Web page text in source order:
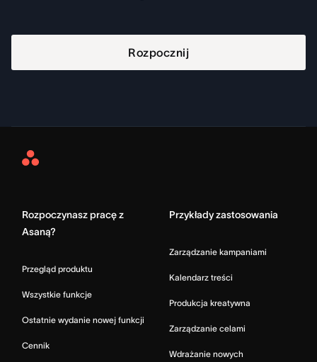
Rozpocznij
Asana
Rozpoczynasz pracę z
Asaną?
Przegląd produktu
Wszystkie funkcje
Ostatnie wydanie nowej funkcji
Cennik
Przykłady zastosowania
Zarządzanie kampaniami
Kalendarz treści
Produkcja kreatywna
Zarządzanie celami
Wdrażanie nowych